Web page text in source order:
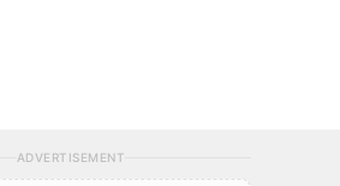
ADVERTISEMENT